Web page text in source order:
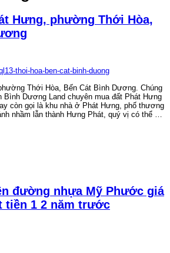
Hưng, phường Thới Hòa,
Thới Hòa, Bến Cát Bình Dương. Chúng
Bình Dương Land chuyên mua đất Phát Hưng
còn gọi là khu nhà ở Phát Hưng, phố thương
nhầm lẫn thành Hưng Phát, quý vị có thể …
đường nhựa Mỹ Phước giá
tiền 1 2 năm trước